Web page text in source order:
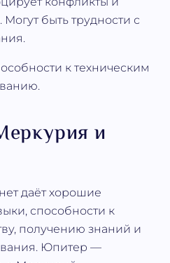
быть трудности с
к техническим
и
даёт хорошие
способности к
получению знаний и
Юпитер —